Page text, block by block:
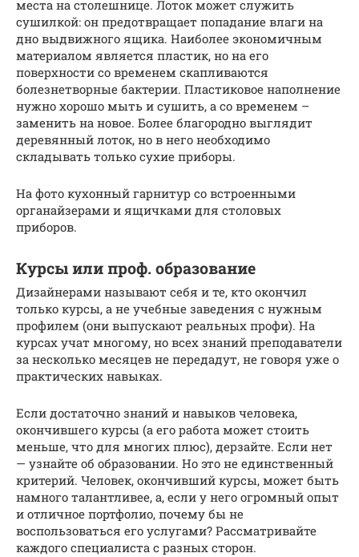
места на столешнице. Лоток может служить
сушилкой: он предотвращает попадание влаги на
дно выдвижного ящика. Наиболее экономичным
материалом является пластик, но на его
поверхности со временем скапливаются
болезнетворные бактерии. Пластиковое наполнение
нужно хорошо мыть и сушить, а со временем –
заменить на новое. Более благородно выглядит
деревянный лоток, но в него необходимо
складывать только сухие приборы.
На фото кухонный гарнитур со встроенными
органайзерами и ящичками для столовых
приборов.
Курсы или проф. образование
Дизайнерами называют себя и те, кто окончил
только курсы, а не учебные заведения с нужным
профилем (они выпускают реальных профи). На
курсах учат многому, но всех знаний преподаватели
за несколько месяцев не передадут, не говоря уже о
практических навыках.
Если достаточно знаний и навыков человека,
окончившего курсы (а его работа может стоить
меньше, что для многих плюс), дерзайте. Если нет
— узнайте об образовании. Но это не единственный
критерий. Человек, окончивший курсы, может быть
намного талантливее, а, если у него огромный опыт
и отличное портфолио, почему бы не
воспользоваться его услугами? Рассматривайте
каждого специалиста с разных сторон.